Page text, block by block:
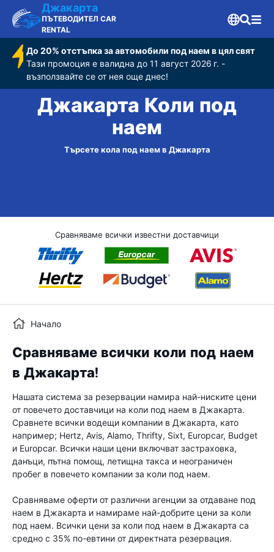
Джакарта
ПЪТЕВОДИТЕЛ CAR
RENTAL
До 20% отстъпка за автомобили под наем в цял свят
Тази промоция е валидна до 11 август 2026 г. -
възползвайте се от нея още днес!
Джакарта Коли под
наем
Търсете кола под наем в Джакарта
Сравняваме всички известни доставчици
Начало
Сравняваме всички коли под наем
в Джакарта!
Нашата система за резервации намира най-ниските цени
от повечето доставчици на коли под наем в Джакарта.
Сравнете всички водещи компании в Джакарта, като
например; Hertz, Avis, Alamo, Thrifty, Sixt, Europcar, Budget
и Europcar. Всички наши цени включват застраховка,
данъци, пътна помощ, летищна такса и неограничен
пробег в повечето компании за коли под наем.
Сравняваме оферти от различни агенции за отдаване под
наем в Джакарта и намираме най-добрите цени за коли
под наем. Всички цени за коли под наем в Джакарта са
средно с 35% по-евтини от директната резервация.